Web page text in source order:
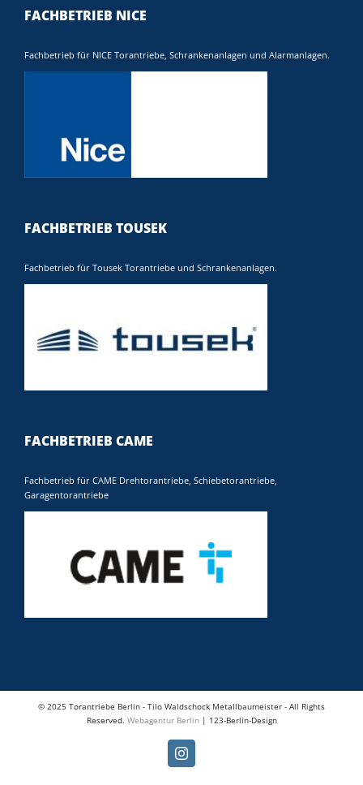
FACHBETRIEB NICE
Fachbetrieb für NICE Torantriebe, Schrankenanlagen und Alarmanlagen.
FACHBETRIEB TOUSEK
Fachbetrieb für Tousek Torantriebe und Schrankenanlagen.
FACHBETRIEB CAME
Fachbetrieb für CAME Drehtorantriebe, Schiebetorantriebe,
Garagentorantriebe
© 2025 Torantriebe Berlin - Tilo Waldschock Metallbaumeister - All Rights
Reserved. Webagentur Berlin| 123-Berlin-Design
Instagram